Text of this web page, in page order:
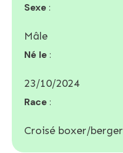
Sexe :
Mâle
Né le :
23/10/2024
Race :
Croisé boxer/berger